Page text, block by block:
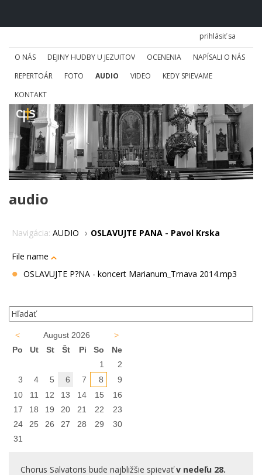
prihlásiť sa
O NÁS DEJINY HUDBY U JEZUITOV OCENENIA
NAPÍSALI O NÁS
REPERTOÁR
FOTO AUDIO VIDEO
KEDY SPIEVAME
KONTAKT
audio
Navigácia: AUDIO OSLAVUJTE PANA - Pavol Krska
File name
OSLAVUJTE P?NA - koncert Marianum_Trnava 2014.mp3
< August 2026
>
Po
Ut St Št Pi So
Ne
1
2
3
4 5 6 7 8
9
10
11 12 13 14 15
16
17
18 19 20 21 22
23
24
25 26 27 28 29
30
31
Chorus Salvatoris bude najbližšie spievaťv nedeľu 28.